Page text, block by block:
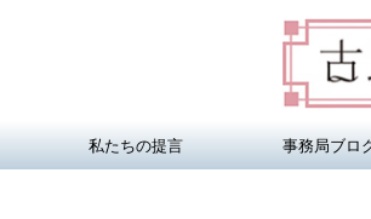
私たちの提言 事務局ブロ